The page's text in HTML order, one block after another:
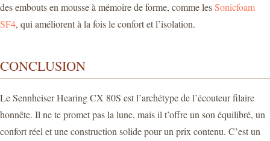
des embouts en mousse à mémoire de forme, comme lesSonicfoam
SF4, qui améliorent à la fois le confort et l’isolation.
CONCLUSION
Le Sennheiser Hearing CX 80S est l’archétype de l’écouteur filaire
honnête. Il ne te promet pas la lune, mais il t’offre un son équilibré, un
confort réel et une construction solide pour un prix contenu. C’est un